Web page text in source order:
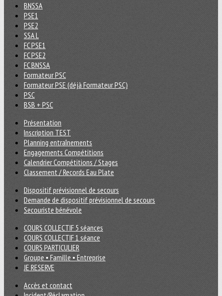
BNSSA
PSE1
PSE2
SSA L
FC PSE1
FC PSE2
FC BNSSA
Formateur PSC
Formateur PSE (déjà Formateur PSC)
PSC
BSB + PSC
Présentation
Inscription TEST
Planning entraînements
Engagements Compétitions
Calendrier Compétitions / Stages
Classement / Records Eau Plate
Dispositif prévisionnel de secours
Demande de dispositif prévisionnel de secours
Secouriste bénévole
COURS COLLECTIF 5 séances
COURS COLLECTIF 1 séance
COURS PARTICULIER
Groupe • Famille • Entreprise
JE RESERVE
Accès et contact